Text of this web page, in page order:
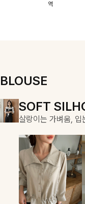
스에요🖤
역
BLOUSE
SOFT
살랑이는 가벼움,
COZY
매일의 일상을 부드
DOUBLE
함께할 때 더욱 완벽